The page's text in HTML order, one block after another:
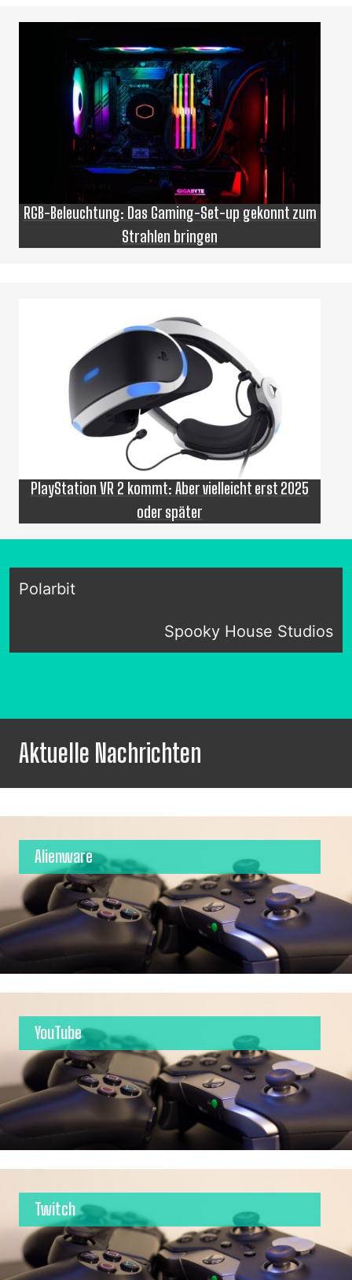
RGB-Beleuchtung: Das Gaming-Set-up gekonnt zum
Strahlen bringen
PlayStation VR 2 kommt: Aber vielleicht erst 2025
oder später
Polarbit
Spooky House Studios
Aktuelle Nachrichten
Alienware
YouTube
Twitch